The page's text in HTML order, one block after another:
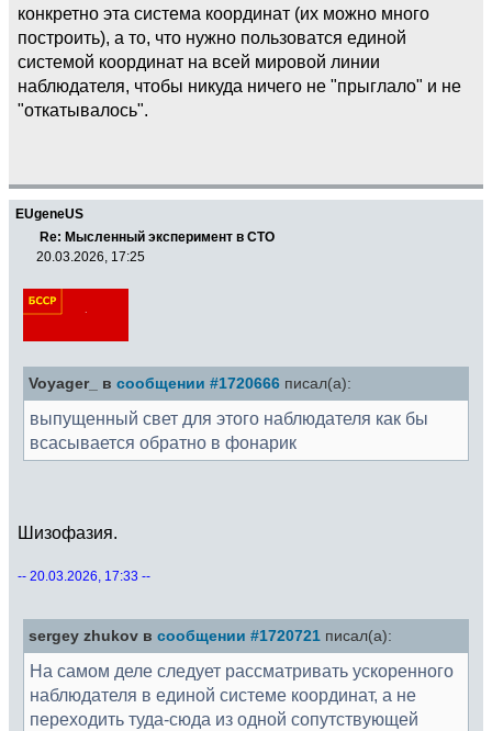
конкретно эта система координат (их можно много
построить), а то, что нужно пользоватся единой
системой координат на всей мировой линии
наблюдателя, чтобы никуда ничего не "прыглало" и не
"откатывалось".
EUgeneUS
Re: Мысленный эксперимент в СТО
20.03.2026, 17:25
Voyager_ в сообщении #1720666 писал(а):
выпущенный свет для этого наблюдателя как бы
всасывается обратно в фонарик
Шизофазия.
-- 20.03.2026, 17:33 --
sergey zhukov в сообщении #1720721 писал(а):
На самом деле следует рассматривать ускоренного
наблюдателя в единой системе координат, а не
переходить туда-сюда из одной сопутствующей